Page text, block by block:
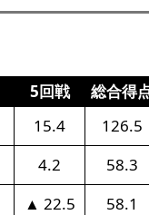
5回戦
総合得
15.4
126.5
4.2
58.3
▲ 22.5
58.1